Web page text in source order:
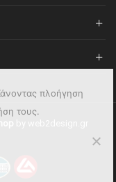
πλοήγηση
τους.